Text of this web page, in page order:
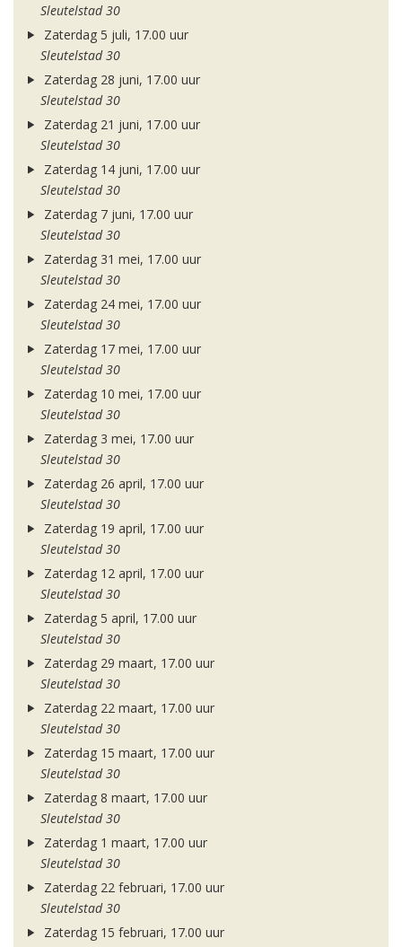
Sleutelstad 30
Zaterdag 5 juli, 17.00 uur
Sleutelstad 30
Zaterdag 28 juni, 17.00 uur
Sleutelstad 30
Zaterdag 21 juni, 17.00 uur
Sleutelstad 30
Zaterdag 14 juni, 17.00 uur
Sleutelstad 30
Zaterdag 7 juni, 17.00 uur
Sleutelstad 30
Zaterdag 31 mei, 17.00 uur
Sleutelstad 30
Zaterdag 24 mei, 17.00 uur
Sleutelstad 30
Zaterdag 17 mei, 17.00 uur
Sleutelstad 30
Zaterdag 10 mei, 17.00 uur
Sleutelstad 30
Zaterdag 3 mei, 17.00 uur
Sleutelstad 30
Zaterdag 26 april, 17.00 uur
Sleutelstad 30
Zaterdag 19 april, 17.00 uur
Sleutelstad 30
Zaterdag 12 april, 17.00 uur
Sleutelstad 30
Zaterdag 5 april, 17.00 uur
Sleutelstad 30
Zaterdag 29 maart, 17.00 uur
Sleutelstad 30
Zaterdag 22 maart, 17.00 uur
Sleutelstad 30
Zaterdag 15 maart, 17.00 uur
Sleutelstad 30
Zaterdag 8 maart, 17.00 uur
Sleutelstad 30
Zaterdag 1 maart, 17.00 uur
Sleutelstad 30
Zaterdag 22 februari, 17.00 uur
Sleutelstad 30
Zaterdag 15 februari, 17.00 uur